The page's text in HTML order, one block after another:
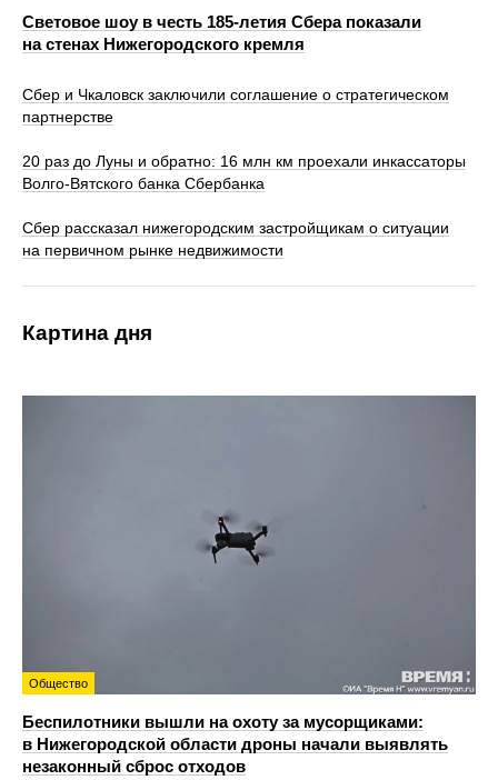
Световое шоу в честь 185-летия Сбера показали
на стенах Нижегородского кремля
Сбер и Чкаловск заключили соглашение о стратегическом
партнерстве
20 раз до Луны и обратно: 16 млн км проехали инкассаторы
Волго-Вятского банка Сбербанка
Сбер рассказал нижегородским застройщикам о ситуации
на первичном рынке недвижимости
Картина дня
Общество
Беспилотники вышли на охоту за мусорщиками:
в Нижегородской области дроны начали выявлять
незаконный сброс отходов